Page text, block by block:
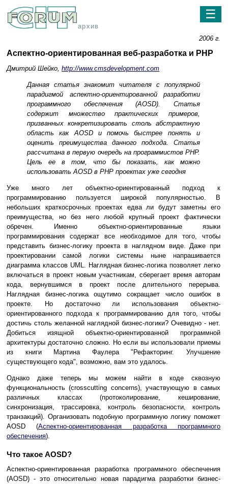
архив
☰
2006 г.
Аспектно-ориентированная веб-разработка и PHP
Дмитрий Шейко, http://www.cmsdevelopment.com
Данная статья знакомит читателя с популярной
парадигмой аспектно-ориентированной разработки
программного обеспечения (AOSD). Статья
содержит множество практических примеров,
призванных конкретизировать столь абстрактную
область как AOSD и помочь быстрее понять и
оценить преимущества данного подхода. Статья
рассчитана в первую очередь на программистов PHP.
Цель ее в том, что бы показать, как можно
использовать AOSD в PHP проектах уже сегодня
Уже много лет объектно-ориентированный подход к
программированию пользуется широкой популярностью. В
небольших краткосрочных проектах едва ли будут заметны его
преимущества, но без него любой крупный проект фактически
обречен. Именно объектно-ориентированные языки
программирования содержат все необходимое для того, чтобы
представить бизнес-логику проекта в наглядном виде. Даже при
проектировании самой логики системы ныне напрашивается
диаграмма классов UML. Наглядная бизнес-логика позволяет легко
включаться в проект новым участникам, сберегает время авторам
кода, вернувшимся в проект после длительного перерыва.
Наглядная бизнес-логика ощутимо сокращает число ошибок в
проекте. Но достаточно ли использования объектно-
ориентированного подхода к программированию для того, чтобы
достичь столь желанной наглядной бизнес-логики? Очевидно - нет.
Добиться изящной объектно-ориентированной программной
архитектуры достаточно сложно. Но если вы использовали приемы
из книги Мартина Фаулера "Рефакторинг. Улучшение
существующего кода", возможно, вам это удалось.
Однако даже теперь мы можем найти в коде сквозную
функциональность (crosscutting concerns), участвующую в самых
различных классах (протоколирование, кеширование,
синхронизация, трассировка, контроль безопасности, контроль
транзакций). Организовать подобную программную логику поможет
AOSD (Аспектно-ориентированная разработка программного
обеспечения).
Что такое AOSD?
Аспектно-ориентированная разработка программного обеспечения
(AOSD) - это относительно новая парадигма разработки бизнес-